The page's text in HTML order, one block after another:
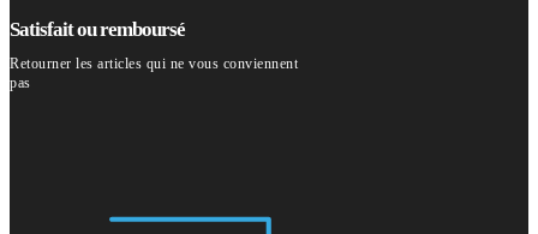
Satisfait ou remboursé
Retourner les articles qui ne vous conviennent
pas